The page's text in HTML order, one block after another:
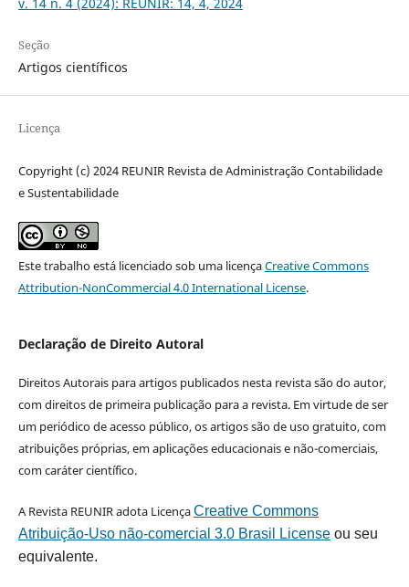
Seção
Artigos científicos
Licença
Copyright (c) 2024 REUNIR Revista de Administração Contabilidade
e Sustentabilidade
Este trabalho está licenciado sob uma licençaCreative Commons
Attribution-NonCommercial 4.0 International License.
Declaração de Direito Autoral
Direitos Autorais para artigos publicados nesta revista são do autor,
com direitos de primeira publicação para a revista. Em virtude de ser
um periódico de acesso público, os artigos são de uso gratuito, com
atribuições próprias, em aplicações educacionais e não-comerciais,
com caráter científico.
A Revista REUNIR adota LicençaCreative Commons
Atribuição-Uso não-comercial 3.0 Brasil Licenseou seu
equivalente.